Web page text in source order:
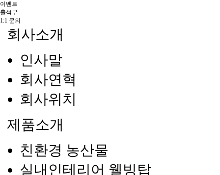
이벤트
출석부
1:1 문의
회사소개
인사말
회사연혁
회사위치
제품소개
친환경 농산물
실내인테리어 웰빙탑